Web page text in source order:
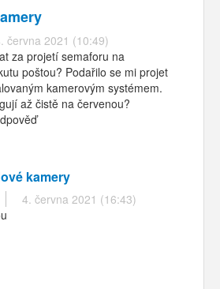
června 2021 (10:49)
za projetí semaforu na
poštou? Podařilo se mi projet
kamerovým systémem.
až čistě na červenou?
kamery
4. června 2021 (16:43)